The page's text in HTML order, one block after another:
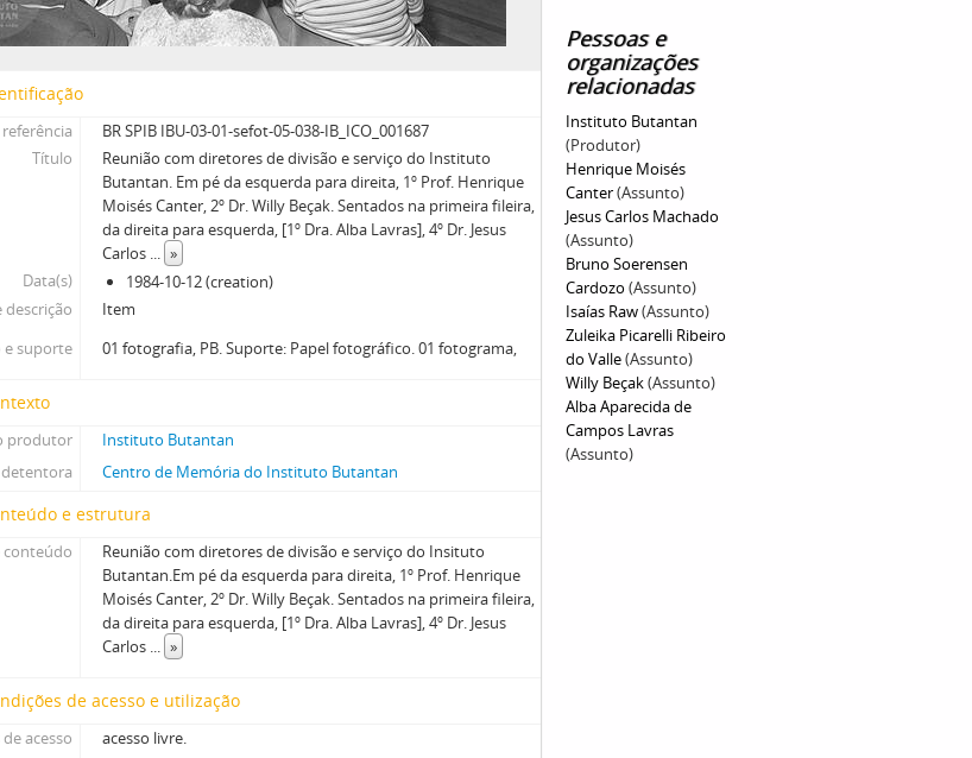
BR SPIB IBU-03-01-sefot-05-038-IB_ICO_001687
Título
Reunião com diretores de divisão e serviço do Instituto
Butantan. Em pé da esquerda para direita, 1º Prof. Henrique
Moisés Canter, 2º Dr. Willy Beçak. Sentados na primeira fileira,
da direita para esquerda, [1º Dra. Alba Lavras], 4º Dr. Jesus
Carlos ... »
Data(s)
1984-10-12 (creation)
descrição
Item
e suporte
01 fotografia, PB. Suporte: Papel fotográfico. 01 fotograma,
produtor
Instituto Butantan
Centro de Memória do Instituto Butantan
e estrutura
Reunião com diretores de divisão e serviço do Insituto
Butantan.Em pé da esquerda para direita, 1º Prof. Henrique
Moisés Canter, 2º Dr. Willy Beçak. Sentados na primeira fileira,
da direita para esquerda, [1º Dra. Alba Lavras], 4º Dr. Jesus
Carlos ... »
de acesso e utilização
acesso
acesso livre.
Pessoas e
organizações
relacionadas
Instituto Butantan
(Produtor)
Henrique Moisés
Canter(Assunto)
Jesus Carlos Machado
(Assunto)
Bruno Soerensen
Cardozo (Assunto)
Isaías Raw(Assunto)
Zuleika Picarelli Ribeiro
do Valle(Assunto)
Willy Beçak(Assunto)
Alba Aparecida de
Campos Lavras
(Assunto)